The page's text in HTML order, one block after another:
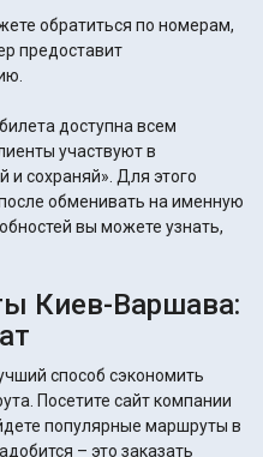
обратиться по номерам,
предоставит
доступна всем
участвуют в
и сохраняй». Для этого
обменивать на именную
вы можете узнать,
Киев-Варшава:
способ сэкономить
Посетите сайт компании
популярные маршруты в
– это заказать